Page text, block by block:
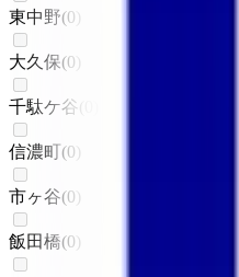
東中野(0 )
大久保(0 )
千駄ケ谷
信濃町(0 )
市ヶ谷(0 )
飯田橋(0 )